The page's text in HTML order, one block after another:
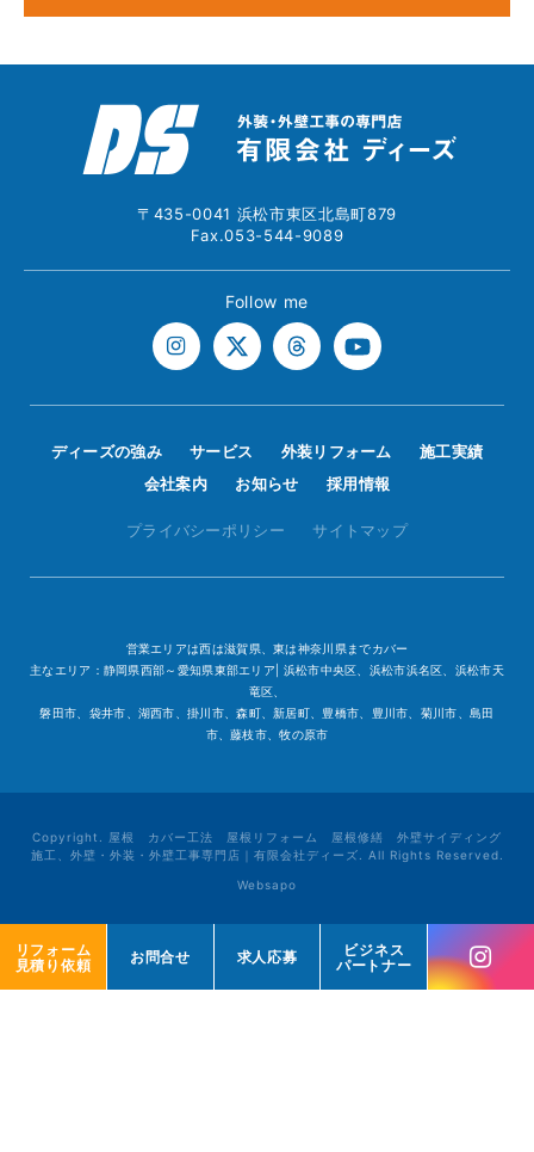
リフォーム
見積り依頼
お問合せ 求人応募
ビジネス
パートナー
リフォーム
見積り依頼
お問合せ 求人応募
ビジネス
パートナー
〒435-0041 浜松市東区北島町879
Fax.053-544-9089
Follow me
ディーズの強み サービス 外装リフォーム
施工実績
会社案内
お知らせ 採用情報
プライバシーポリシー サイトマップ
営業エリアは西は滋賀県、東は神奈川県までカバー
主なエリア：静岡県西部～愛知県東部エリア| 浜松市中央区、浜松市浜名区、浜松市天
竜区、
磐田市、袋井市、湖西市、掛川市、森町、新居町、豊橋市、豊川市、菊川市、島田
市、藤枝市、牧の原市
Copyright. 屋根 カバー工法 屋根リフォーム 屋根修繕 外壁サイディング
施工、外壁・外装・外壁工事専門店｜有限会社ディーズ. All Rights Reserved.
Websapo